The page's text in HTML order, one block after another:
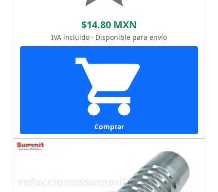
$14.80 MXN
IVA incluido · Disponible para envío
Comprar